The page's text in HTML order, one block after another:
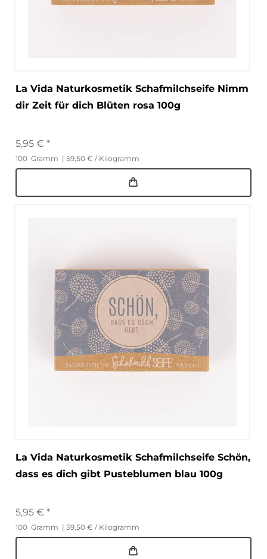
La Vida Naturkosmetik Schafmilchseife Nimm
dir Zeit für dich Blüten rosa 100g
5,95 € *
100 Gramm | 59,50 € / Kilogramm
La Vida Naturkosmetik Schafmilchseife Schön,
dass es dich gibt Pusteblumen blau 100g
5,95 € *
100 Gramm | 59,50 € / Kilogramm